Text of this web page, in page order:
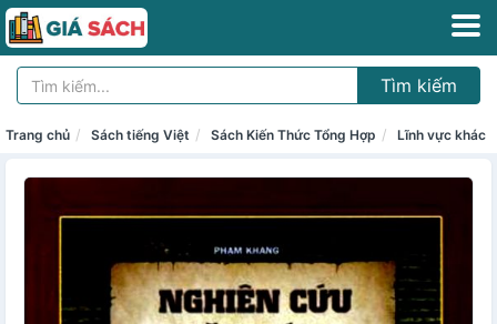
Tìm kiếm
Trang chủ Sách tiếng Việt Sách Kiến Thức Tổng Hợp Lĩnh vực khác